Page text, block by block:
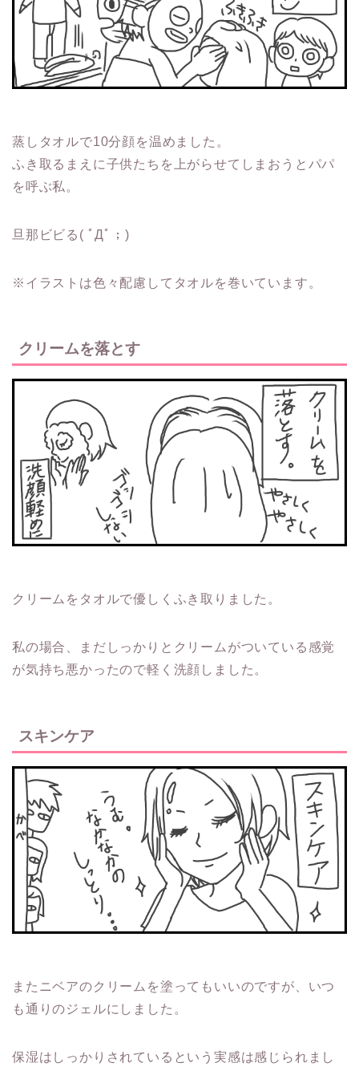
蒸しタオルで10分顔を温めました。
ふき取るまえに子供たちを上がらせてしまおうとパパ
を呼ぶ私。
旦那ビビる( ﾟДﾟ；)
※イラストは色々配慮してタオルを巻いています。
クリームを落とす
クリームをタオルで優しくふき取りました。
私の場合、まだしっかりとクリームがついている感覚
が気持ち悪かったので軽く洗顔しました。
スキンケア
またニベアのクリームを塗ってもいいのですが、いつ
も通りのジェルにしました。
保湿はしっかりされているという実感は感じられまし